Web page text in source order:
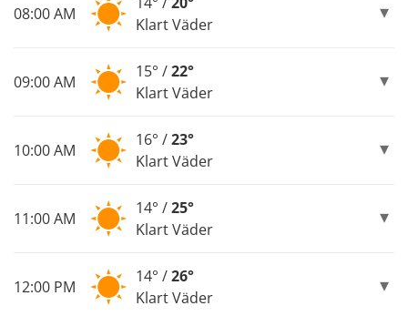
08:00 AM
Klart Väder
09:00 AM
15° /22°
Klart Väder
10:00 AM
16° /23°
Klart Väder
11:00 AM
14° /25°
Klart Väder
12:00 PM
14° /26°
Klart Väder